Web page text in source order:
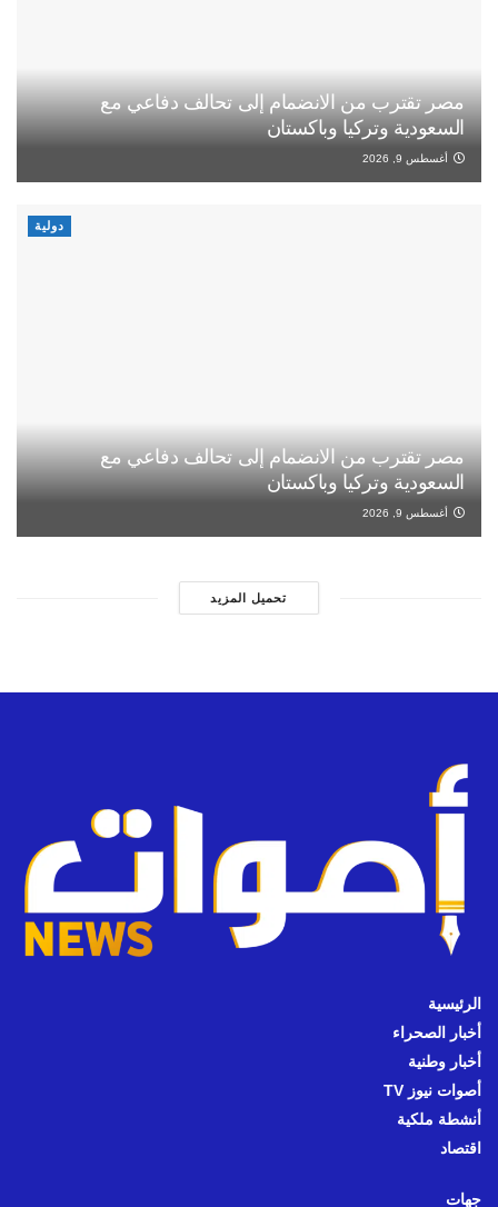
مصر تقترب من الانضمام إلى تحالف دفاعي مع
السعودية وتركيا وباكستان
أغسطس 9, 2026
دولية
مصر تقترب من الانضمام إلى تحالف دفاعي مع
السعودية وتركيا وباكستان
أغسطس 9, 2026
تحميل المزيد
الرئيسية
أخبار الصحراء
أخبار وطنية
أصوات نيوز TV
أنشطة ملكية
اقتصاد
جهات